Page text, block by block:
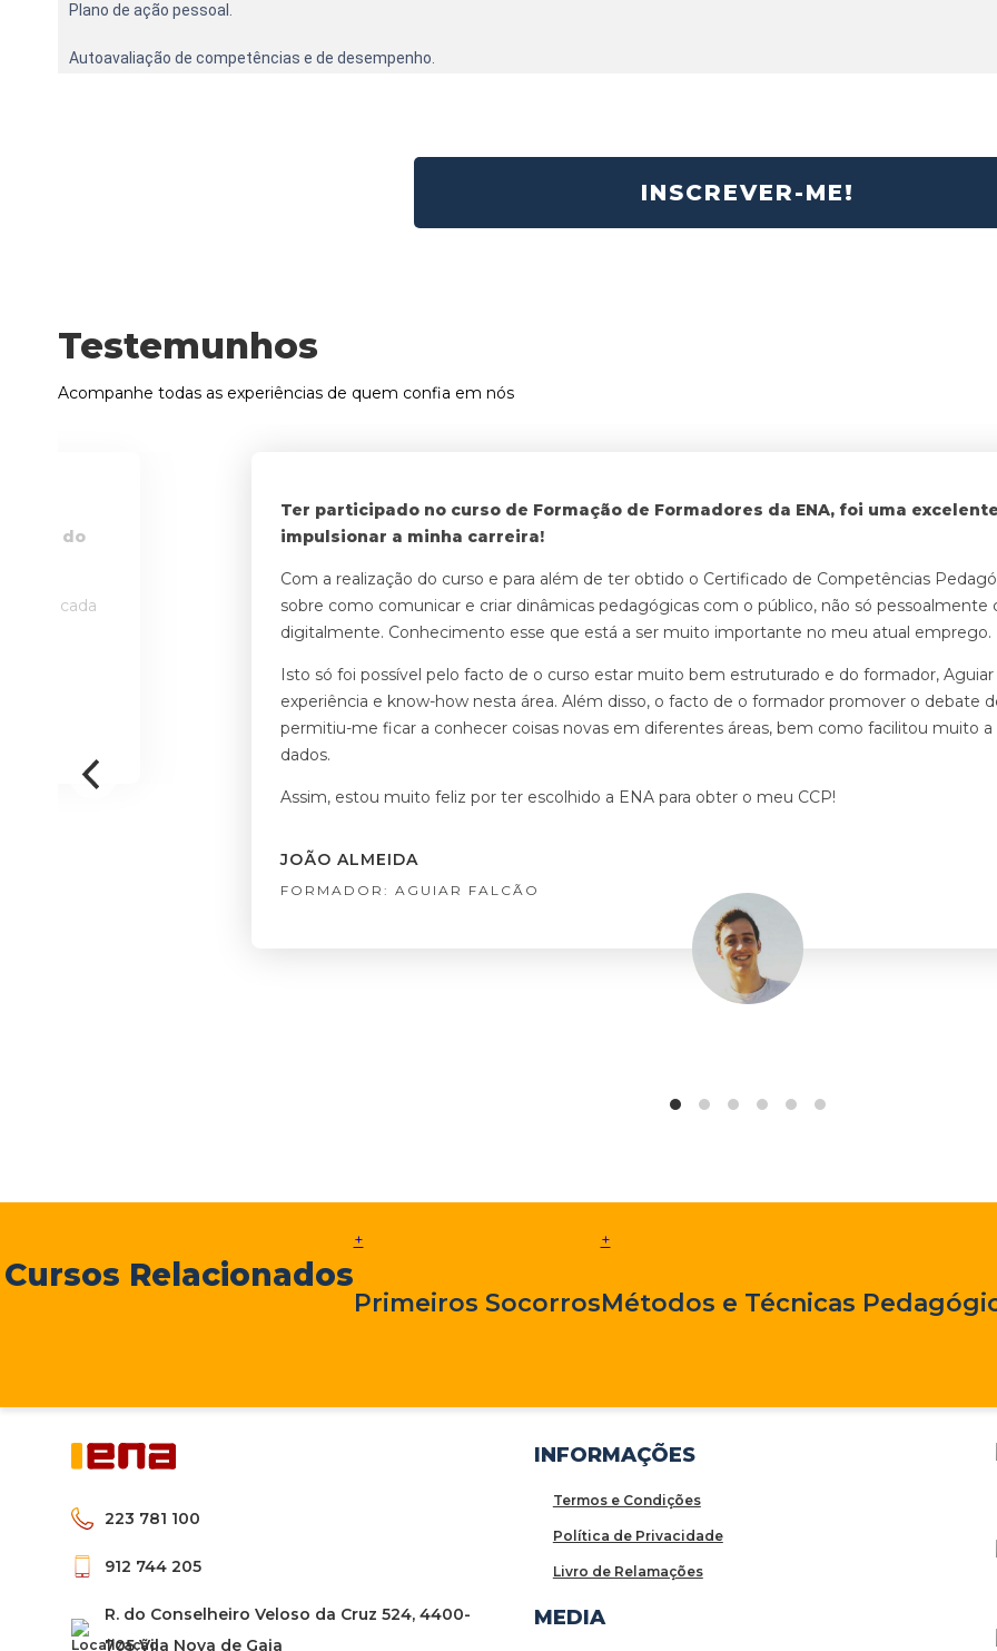
Plano de ação pessoal.
Autoavaliação de competências e de desempenho.
INSCREVER-ME!
Testemunhos
Acompanhe todas as experiências de quem confia em nós
Ter participado no curso de Formação de Formadores da ENA, foi uma
impulsionar a minha carreira!
Com a realização do curso e para além de ter obtido o Certificado de Competências
sobre como comunicar e criar dinâmicas pedagógicas com o público, não só
digitalmente. Conhecimento esse que está a ser muito importante no meu atual emprego.
Isto só foi possível pelo facto de o curso estar muito bem estruturado e do formador,
experiência e know-how nesta área. Além disso, o facto de o formador promover o debate
permitiu-me ficar a conhecer coisas novas em diferentes áreas, bem como facilitou muito a
dados.
Assim, estou muito feliz por ter escolhido a ENA para obter o meu CCP!
JOÃO ALMEIDA
FORMADOR: AGUIAR FALCÃO
do
em cada
Cursos Relacionados
+
Primeiros Socorros
+
Métodos e Técnicas
223 781 100
912 744 205
R. do Conselheiro Veloso da Cruz 524, 4400-
705 Vila Nova de Gaia
INFORMAÇÕES
Termos e Condições
Política de Privacidade
Livro de Relamações
MEDIA